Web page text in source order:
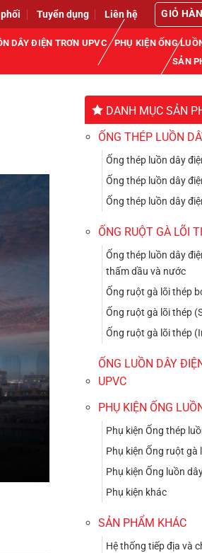
Tuyển dụng Liên hệ GIỎ
DÂY ĐIỆN TRƠN UPVC
PHỤ KIỆN ỐNG
SẢN
DANH MỤC SẢN
ỐNG THÉP LUỒN
Ống thép luồn dây
Ống thép luồn dây
Ống thép luồn dây
ỐNG RUỘT GÀ LÕI
Ống thép luồn dây
thấm dầu và nước
Ống ruột gà lõi thép
Ống ruột gà lõi thép
Ống ruột gà lõi thép
ỐNG LUỒN DÂY
UPVC
PHỤ KIỆN ỐNG
Phụ kiện Ống thép
Phụ kiện Ống ruột gà
Phụ kiện Ống luồn
Phụ kiện khác
SẢN PHẨM KHÁC
Hệ thống tiếp địa và